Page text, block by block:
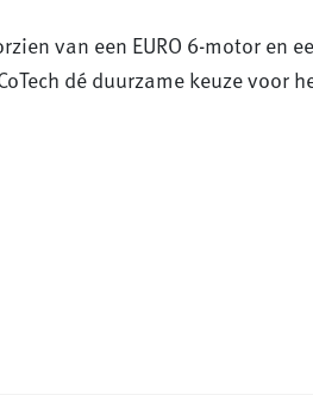
van een EURO 6-motor en
dé duurzame keuze voor